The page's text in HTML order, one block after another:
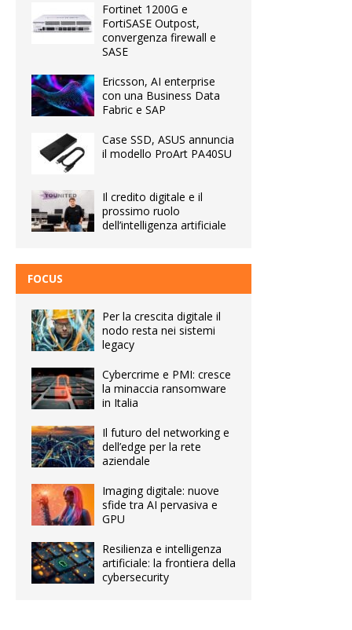
Fortinet 1200G e
FortiSASE Outpost,
convergenza firewall e
SASE
Ericsson, AI enterprise
con una Business Data
Fabric e SAP
Case SSD, ASUS annuncia
il modello ProArt PA40SU
Il credito digitale e il
prossimo ruolo
dell’intelligenza artificiale
FOCUS
Per la crescita digitale il
nodo resta nei sistemi
legacy
Cybercrime e PMI: cresce
la minaccia ransomware
in Italia
Il futuro del networking e
dell’edge per la rete
aziendale
Imaging digitale: nuove
sfide tra AI pervasiva e
GPU
Resilienza e intelligenza
artificiale: la frontiera della
cybersecurity